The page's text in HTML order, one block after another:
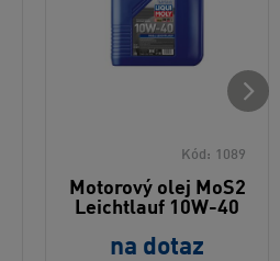
Kód: 1089
Motorový olej MoS2
Leichtlauf 10W-40
na dotaz